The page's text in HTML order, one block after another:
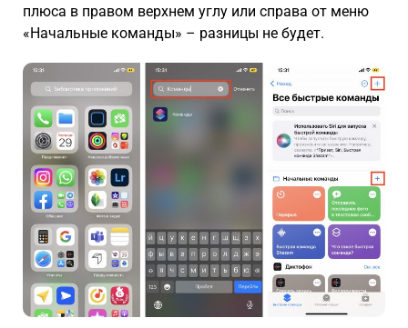
плюса в правом верхнем углу или справа от меню
«Начальные команды» – разницы не будет.